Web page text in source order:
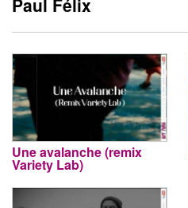
Une avalanche (remix
Variety Lab)